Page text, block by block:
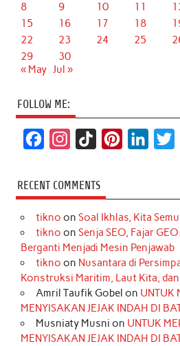
8
9 10 11
15
16 17 18
22
23 24 25
29
30
« May Jul »
FOLLOW ME:
c
e
b
o
k
s
t
a
r
a
m
k
T
o
k
t
e
e
s
t
k
e
d
I
n
t
t
r
RECENT COMMENTS
tikno on Soal Ikhlas, Kita
tikno on Senja SEO, Fajar
Berganti Menjadi Mesin Penjawab
tikno on Nusantara di
Konstruksi Maritim, Laut Kita,
Amril Taufik Gobel on UNTUK
MENYISAKAN JEJAK INDAH DI
Musniaty Musni on UNTUK
MENYISAKAN JEJAK INDAH DI